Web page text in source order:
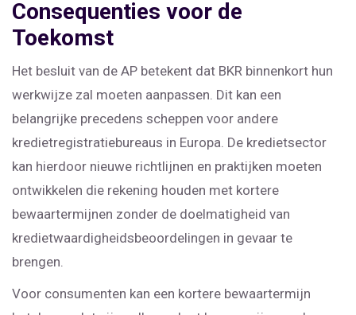
Consequenties voor de
Toekomst
Het besluit van de AP betekent dat BKR binnenkort hun
werkwijze zal moeten aanpassen. Dit kan een
belangrijke precedens scheppen voor andere
kredietregistratiebureaus in Europa. De kredietsector
kan hierdoor nieuwe richtlijnen en praktijken moeten
ontwikkelen die rekening houden met kortere
bewaartermijnen zonder de doelmatigheid van
kredietwaardigheidsbeoordelingen in gevaar te
brengen.
Voor consumenten kan een kortere bewaartermijn